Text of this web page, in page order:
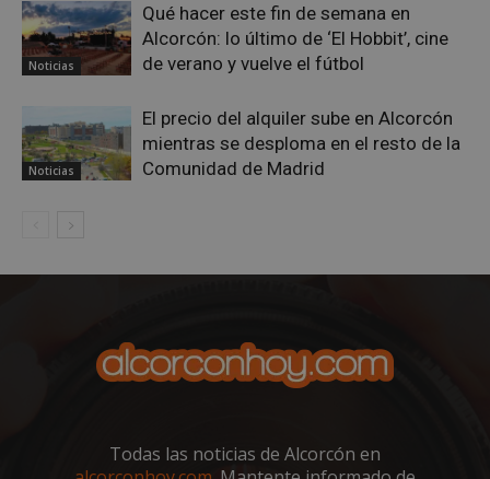
Noticias
Qué hacer este fin de semana en
Alcorcón: lo último de ‘El Hobbit’, cine
de verano y vuelve el fútbol
Noticias
El precio del alquiler sube en Alcorcón
mientras se desploma en el resto de la
Comunidad de Madrid
Todas las noticias de Alcorcón en
embed.bsky.app
sp_landing
Spotify Inc.
.spotify.com